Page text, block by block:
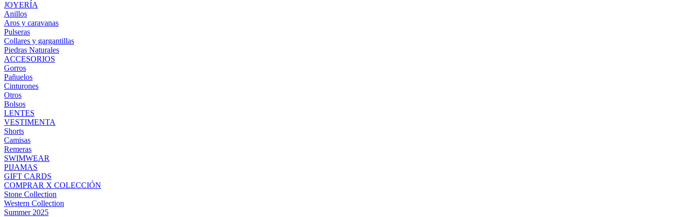
JOYERÍA
Anillos
Aros y caravanas
Pulseras
Collares y gargantillas
Piedras Naturales
ACCESORIOS
Gorros
Pañuelos
Cinturones
Otros
Bolsos
LENTES
VESTIMENTA
Shorts
Camisas
Remeras
SWIMWEAR
PIJAMAS
GIFT CARDS
COMPRAR X COLECCIÓN
Stone Collection
Western Collection
Summer 2025